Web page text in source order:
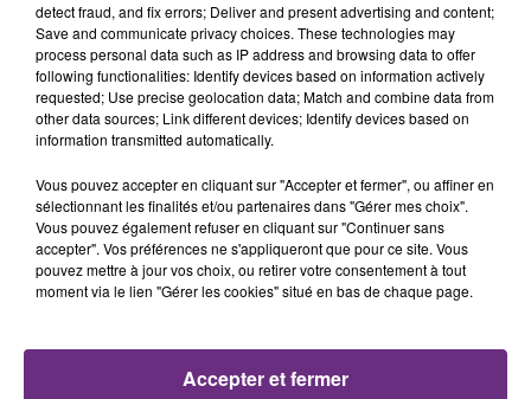
nucléaire ardennaise est à l'arrêt. Une situation
justifiée par la sécheresse intense qui est toujours
présente.
LE MAGASIN JOUÉCLUB DE REIMS FERME
SES PORTES
C'était l'une des institutions du centre-ville
fermer ses portes.
TITRES DIFFUSÉS
detect fraud, and fix errors; Deliver and present advertising and content;
Save and communicate privacy choices. These technologies may
process personal data such as IP address and browsing data to offer
following functionalities: Identify devices based on information actively
requested; Use precise geolocation data; Match and combine data from
other data sources; Link different devices; Identify devices based on
information transmitted automatically.
Vous pouvez accepter en cliquant sur "Accepter et fermer", ou affiner en
sélectionnant les finalités et/ou partenaires dans "Gérer mes choix".
Vous pouvez également refuser en cliquant sur "Continuer sans
accepter". Vos préférences ne s'appliqueront que pour ce site. Vous
pouvez mettre à jour vos choix, ou retirer votre consentement à tout
moment via le lien "Gérer les cookies" situé en bas de chaque page.
Accepter et fermer